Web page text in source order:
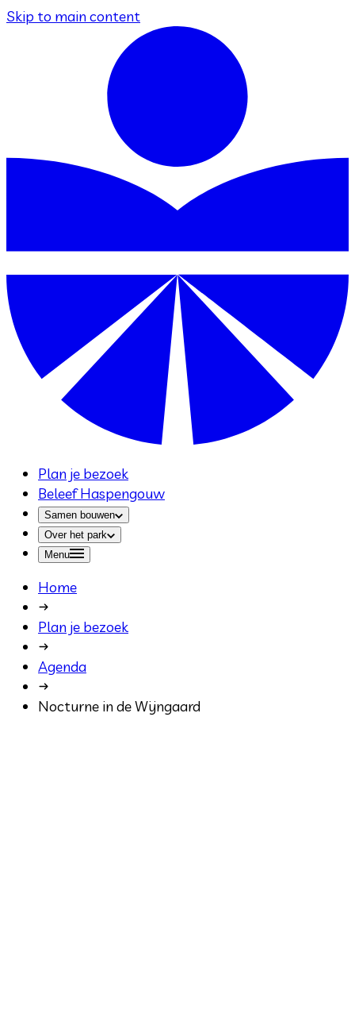
Skip to main content
Plan je bezoek
Beleef Haspengouw
Samen bouwen
Over het park
Menu
Home
Plan je bezoek
Agenda
Nocturne in de Wijngaard